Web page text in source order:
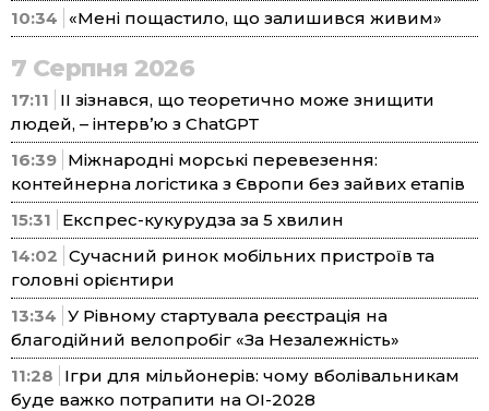
10:34
«Мені пощастило, що залишився живим»
7 Серпня 2026
17:11
ІІ зізнався, що теоретично може знищити
людей, – інтерв’ю з ChatGPT
16:39 Міжнародні морські перевезення:
контейнерна логістика з Європи без зайвих етапів
15:31
Експрес-кукурудза за 5 хвилин
14:02 Сучасний ринок мобільних пристроїв та
головні орієнтири
13:34 У Рівному стартувала реєстрація на
благодійний велопробіг «За Незалежність»
11:28
Ігри для мільйонерів: чому вболівальникам
буде важко потрапити на ОІ-2028